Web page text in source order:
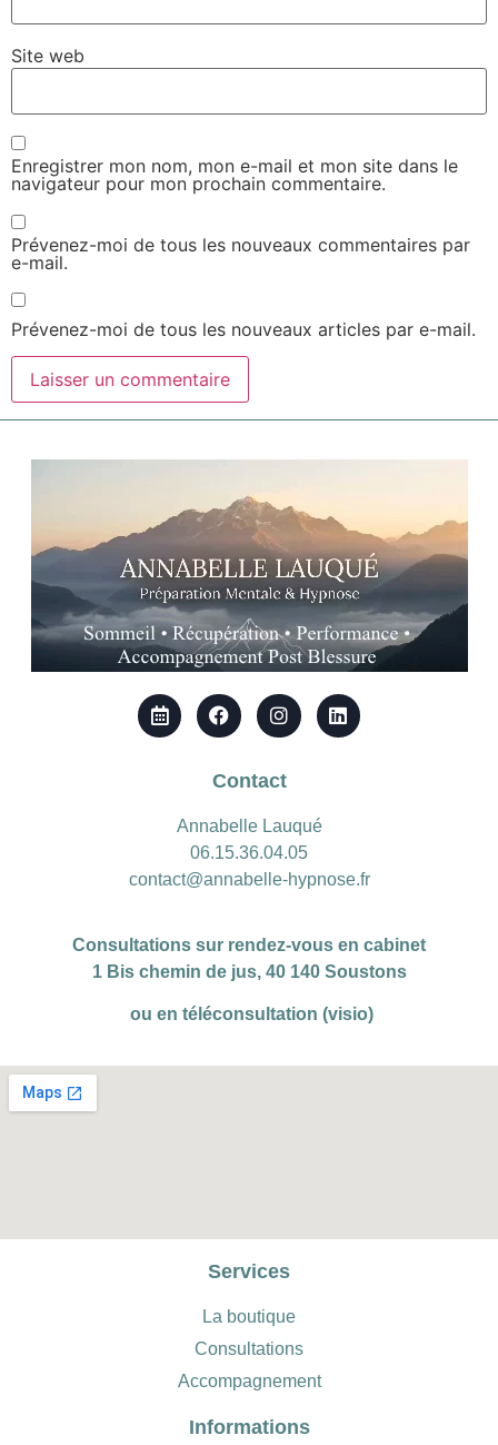
Site web
Enregistrer mon nom, mon e-mail et mon site dans le
navigateur pour mon prochain commentaire.
Prévenez-moi de tous les nouveaux commentaires par
e-mail.
Prévenez-moi de tous les nouveaux articles par e-mail.
Contact
Annabelle Lauqué
06.15.36.04.05
contact@annabelle-hypnose.fr
Consultations sur rendez-vous en cabinet
1 Bis chemin de jus, 40 140 Soustons
ou en téléconsultation (visio)
Services
La boutique
Consultations
Accompagnement
Informations